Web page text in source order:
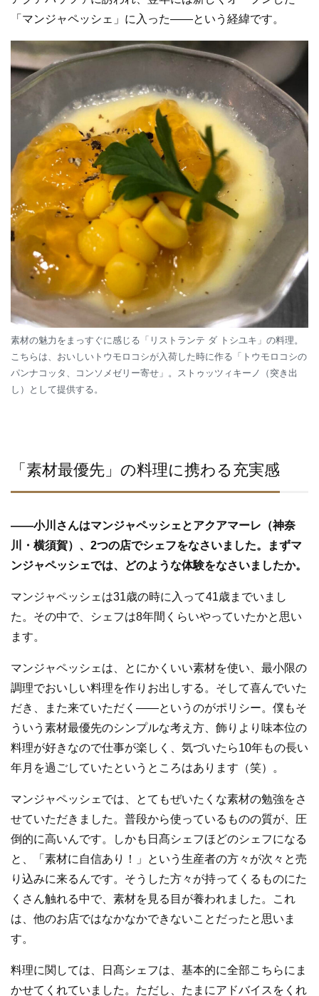
「マンジャペッシェ」に入った——という経緯です。
素材の魅力をまっすぐに感じる「リストランテ ダ トシユキ」の料理。
こちらは、おいしいトウモロコシが入荷した時に作る「トウモロコシの
パンナコッタ、コンソメゼリー寄せ」。ストゥッツィキーノ（突き出
し）として提供する。
「素材最優先」の料理に携わる充実感
——小川さんはマンジャペッシェとアクアマーレ（神奈
川・横須賀）、2つの店でシェフをなさいました。まずマ
ンジャペッシェでは、どのような体験をなさいましたか。
マンジャペッシェは31歳の時に入って41歳までいまし
た。その中で、シェフは8年間くらいやっていたかと思い
ます。
マンジャペッシェは、とにかくいい素材を使い、最小限の
調理でおいしい料理を作りお出しする。そして喜んでいた
だき、また来ていただく――というのがポリシー。僕もそ
ういう素材最優先のシンプルな考え方、飾りより味本位の
料理が好きなので仕事が楽しく、気づいたら10年もの長い
年月を過ごしていたというところはあります（笑）。
マンジャペッシェでは、とてもぜいたくな素材の勉強をさ
せていただきました。普段から使っているものの質が、圧
倒的に高いんです。しかも日髙シェフほどのシェフになる
と、「素材に自信あり！」という生産者の方々が次々と売
り込みに来るんです。そうした方々が持ってくるものにた
くさん触れる中で、素材を見る目が養われました。これ
は、他のお店ではなかなかできないことだったと思いま
す。
料理に関しては、日髙シェフは、基本的に全部こちらにま
かせてくれていました。ただし、たまにアドバイスをくれ